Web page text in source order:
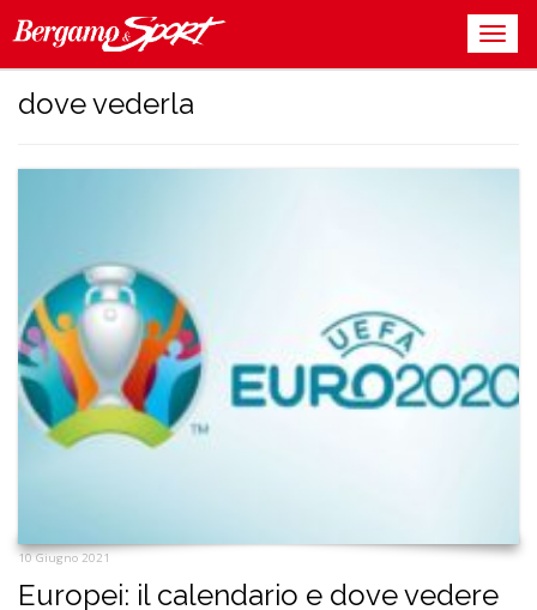
dove vederla
10 Giugno 2021
Europei: il calendario e dove vedere